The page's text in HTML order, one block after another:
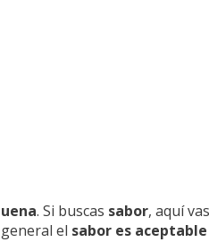
. Si buscas sabor, aquí vas
el sabor es aceptable